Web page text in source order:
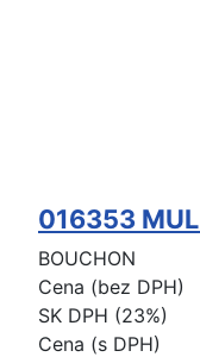
016353
BOUCHON
Cena (bez DPH)
SK DPH (23%)
Cena (s DPH)